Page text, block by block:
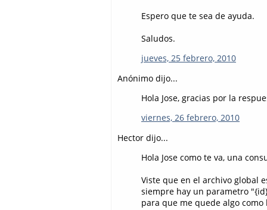
Espero que te sea de ayuda.
Saludos.
jueves, 25 febrero, 2010
Anónimo dijo...
Hola Jose, gracias por la
viernes, 26 febrero, 2010
Hector dijo...
Hola Jose como te va, una
Viste que en el archivo global
siempre hay un parametro
para que me quede algo